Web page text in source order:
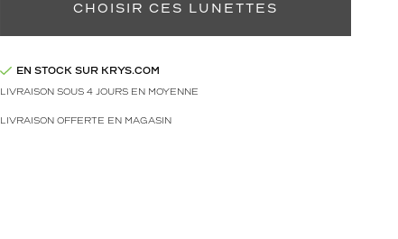
CHOISIR CES LUNETTES
EN STOCK SUR KRYS.COM
LIVRAISON SOUS 4 JOURS EN MOYENNE
LIVRAISON OFFERTE EN MAGASIN